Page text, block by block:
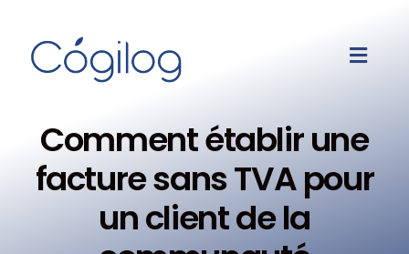
Comment établir une
facture sans TVA pour
un client de la